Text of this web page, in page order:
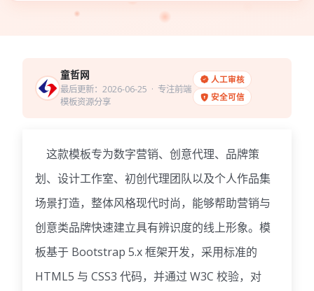
童哲网
最后更新：2026-06-25 · 专注前端
模板资源分享
人工审核
安全可信
这款模板专为数字营销、创意代理、品牌策
划、设计工作室、初创代理团队以及个人作品集
场景打造，整体风格现代时尚，能够帮助营销与
创意类品牌快速建立具有辨识度的线上形象。模
板基于 Bootstrap 5.x 框架开发，采用标准的
HTML5 与 CSS3 代码，并通过 W3C 校验，对